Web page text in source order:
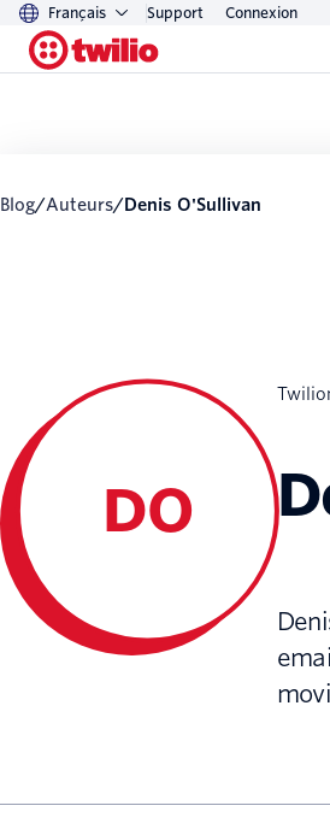
Français Support Connexion
Blog/ Auteurs/ Denis O'Sullivan
DO